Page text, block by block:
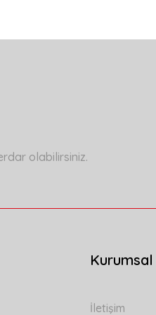
olabilirsiniz.
Kurumsal
İletişim